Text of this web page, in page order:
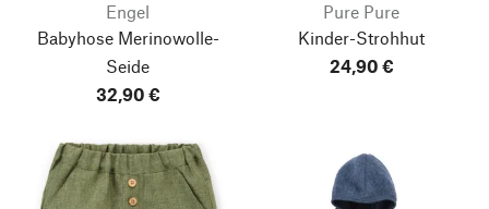
Engel
Babyhose Merinowolle-
Seide
32,90 €
Pure Pure
Kinder-Strohhut
24,90 €